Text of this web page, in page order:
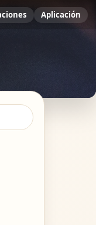
Aplicación